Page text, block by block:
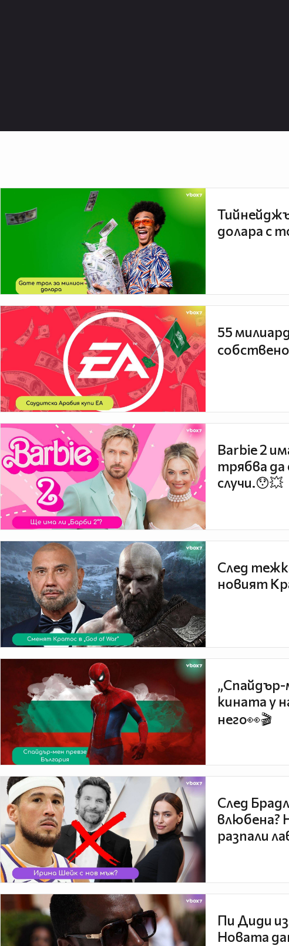
долара с
55
Barbie 2
трябва да
случи.😯💥
След
новият
„Спайдър-
кината у
него👀🎬
След
влюбена?
разпали
Пи Диди
Новата